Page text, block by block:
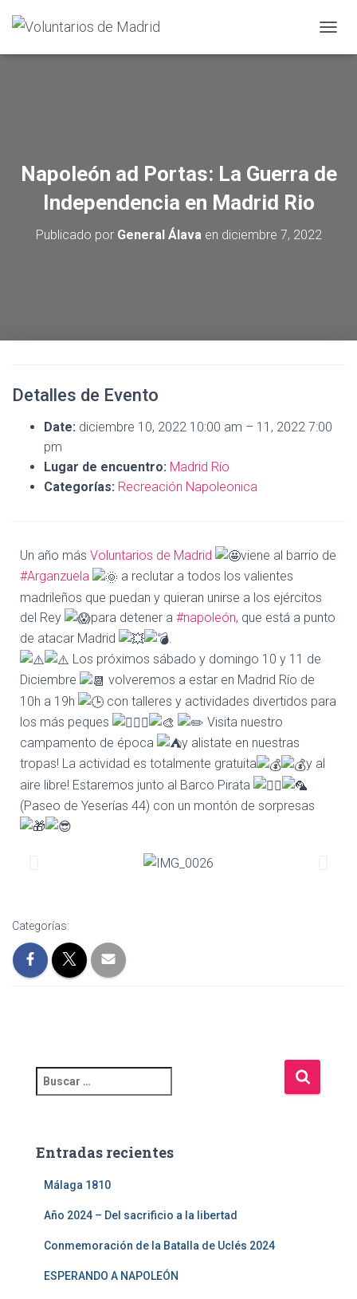
Napoleón ad Portas: La Guerra de
Independencia en Madrid Rio
Publicado por General Álavaen diciembre 7, 2022
Detalles de Evento
Date: diciembre 10, 2022 10:00 am – 11, 2022 7:00
pm
Lugar de encuentro: Madrid Río
Categorías: Recreación Napoleonica
Un año más Voluntarios de Madrid
viene al barrio de
#Arganzuela
a reclutar a todos los valientes
madrileños que puedan y quieran unirse a los ejércitos
del Rey
para detener a #napoleón, que está a punto
de atacar Madrid
Los próximos sábado y domingo 10 y 11 de
Diciembre
volveremos a estar en Madrid Río de
10h a 19h
con talleres y actividades divertidos para
los más peques
Visita nuestro
campamento de época
y alistate en nuestras
tropas! La actividad es totalmente gratuita
y al
aire libre! Estaremos junto al Barco Pirata
(Paseo de Yeserías 44) con un montón de sorpresas
Categorías:
Entradas recientes
Málaga 1810
Año 2024 – Del sacrificio a la libertad
Conmemoración de la Batalla de Uclés 2024
ESPERANDO A NAPOLEÓN